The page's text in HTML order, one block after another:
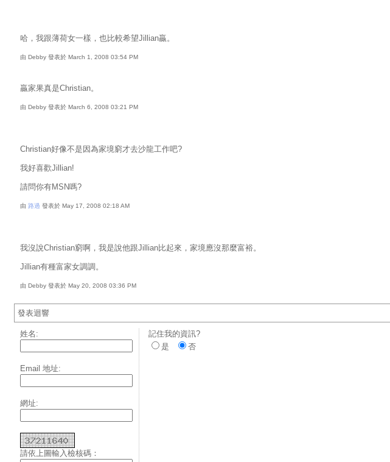
哈，我跟薄荷女一樣，也比較希望Jillian贏。
由 Debby 發表於 March 1, 2008 03:54 PM
贏家果真是Christian。
由 Debby 發表於 March 6, 2008 03:21 PM
Christian好像不是因為家境窮才去沙龍工作吧?
我好喜歡Jillian!
請問你有MSN嗎?
由 路過 發表於 May 17, 2008 02:18 AM
我沒說Christian窮啊，我是說他跟Jillian比起來，家境應沒那麼富裕。
Jillian有種富家女調調。
由 Debby 發表於 May 20, 2008 03:36 PM
發表迴響
姓名:
Email 地址:
網址:
請依上圖輸入檢核碼：
記住我的資訊?
是
否